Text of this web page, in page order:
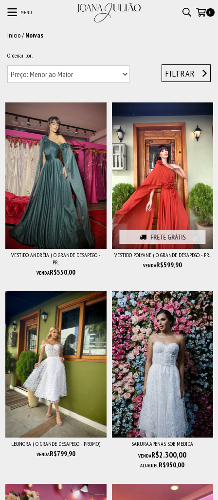
MENU 0
Início/ Noivas
Ordenar por:
FILTRAR
VESTIDO ANDRÉIA ( O GRANDE DESAPEGO -
PR...
VENDAR$550,00
FRETE GRÁTIS
VESTIDO POLYANE ( O GRANDE DESAPEGO - PR...
VENDAR$599,90
LEONORA ( O GRANDE DESAPEGO - PROMO)
VENDAR$799,90
SAKURA.APENAS SOB MEDIDA
VENDAR$2.300,00
ALUGUELR$950,00